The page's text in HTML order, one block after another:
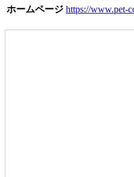
ホームページ https://www.pet-